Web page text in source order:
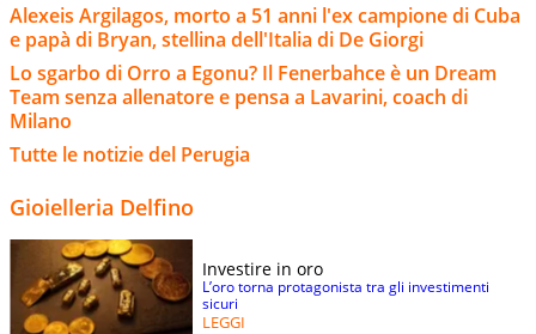
Alexeis Argilagos, morto a 51 anni l'ex campione di Cuba
e papà di Bryan, stellina dell'Italia di De Giorgi
Lo sgarbo di Orro a Egonu? Il Fenerbahce è un Dream
Team senza allenatore e pensa a Lavarini, coach di
Milano
Tutte le notizie del Perugia
Gioielleria Delfino
Investire in oro
L’oro torna protagonista tra gli investimenti
sicuri
LEGGI